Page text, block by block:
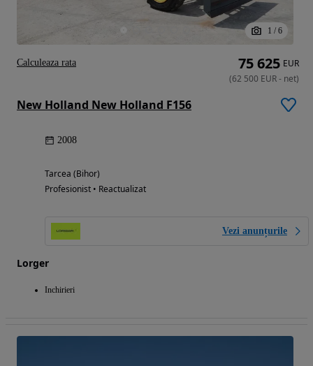
1 / 6
New Holland New Holland F156
2008
Tarcea (Bihor)
Profesionist • Reactualizat
Vezi anunțurile
Lorger
Inchirieri
75 625 EUR
(62 500 EUR- net)
Calculeaza rata